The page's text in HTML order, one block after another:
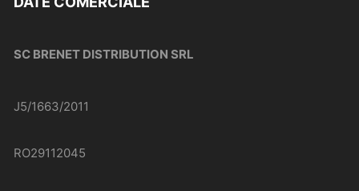
SC BRENET DISTRIBUTION SRL
J5/1663/2011
RO29112045